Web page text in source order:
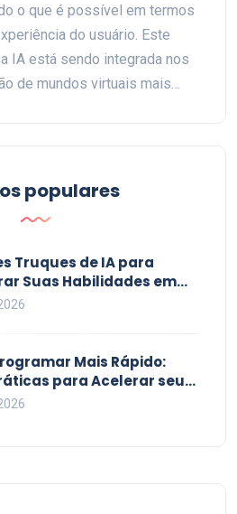
o que é possível em termos
do usuário. Este
IA está sendo integrada nos
de mundos virtuais mais
populares
Truques de IA para
Suas Habilidades em
Mais Rápido:
para Acelerar seu
2026